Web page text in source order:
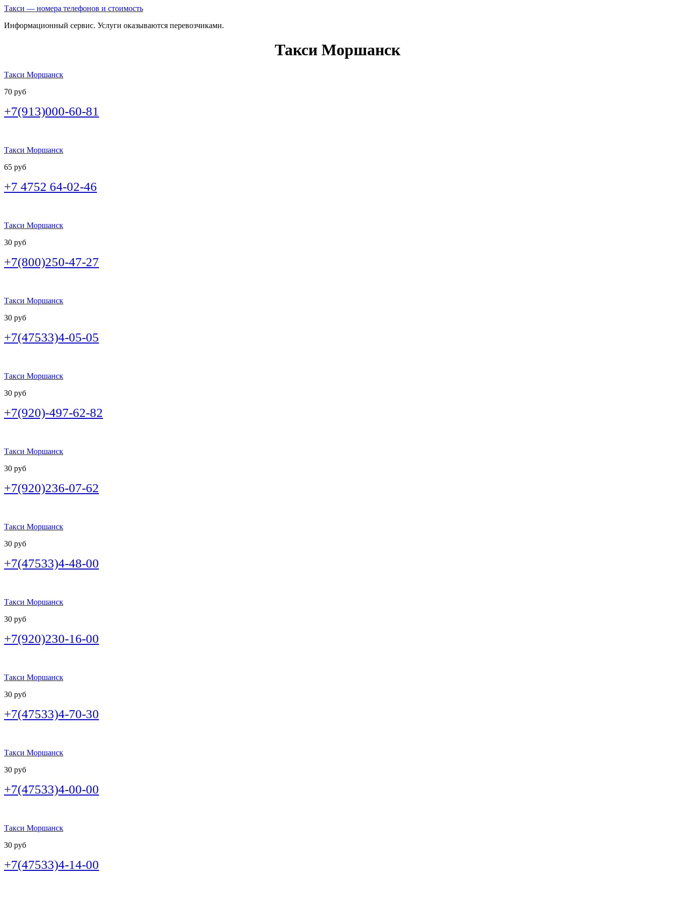
Такси — номера телефонов и стоимость
Информационный сервис. Услуги оказываются перевозчиками.
Такси Моршанск
Такси Моршанск
70 руб
+7(913)000-60-81
Такси Моршанск
65 руб
+7 4752 64-02-46
Такси Моршанск
30 руб
+7(800)250-47-27
Такси Моршанск
30 руб
+7(47533)4-05-05
Такси Моршанск
30 руб
+7(920)-497-62-82
Такси Моршанск
30 руб
+7(920)236-07-62
Такси Моршанск
30 руб
+7(47533)4-48-00
Такси Моршанск
30 руб
+7(920)230-16-00
Такси Моршанск
30 руб
+7(47533)4-70-30
Такси Моршанск
30 руб
+7(47533)4-00-00
Такси Моршанск
30 руб
+7(47533)4-14-00